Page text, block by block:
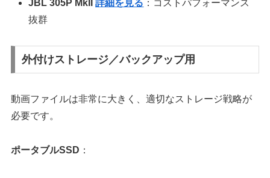
JBL 305P MkII
詳細を見る ：コストパフォーマンス
抜群
外付けストレージ／バックアップ用
動画ファイルは非常に大きく、適切なストレージ戦略が
必要です。
ポータブルSSD ：